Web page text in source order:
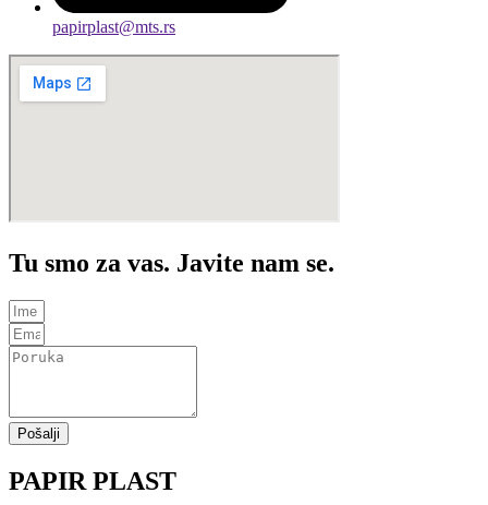
papirplast@mts.rs
Tu smo za vas. Javite nam se.
Pošalji
PAPIR PLAST